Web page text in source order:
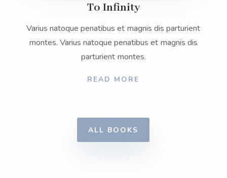
To Infinity
Varius natoque penatibus et magnis dis parturient
montes. Varius natoque penatibus et magnis dis
parturient montes.
READ MORE
ALL BOOKS